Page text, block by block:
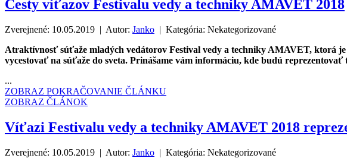
Cesty víťazov Festivalu vedy a techniky AMAVET 2018
Zverejnené: 10.05.2019 | Autor: Janko | Kategória: Nekategorizované
Atraktívnosť súťaže mladých vedátorov Festival vedy a techniky AMAVET, ktorá
vycestovať na súťaže do sveta. Prinášame vám informáciu, kde budú
...
ZOBRAZ POKRAČOVANIE ČLÁNKU
ZOBRAZ ČLÁNOK
Víťazi Festivalu vedy a techniky AMAVET 2018
Zverejnené: 10.05.2019 | Autor: Janko | Kategória: Nekategorizované